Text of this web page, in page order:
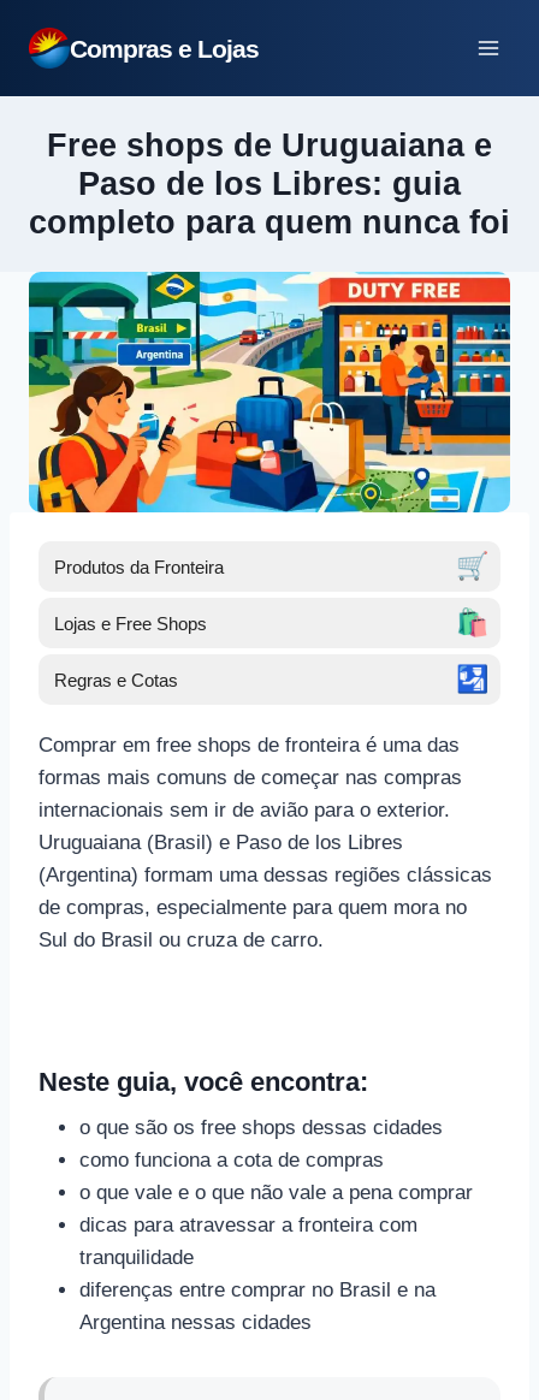
para
Compras e Lojas
Free shops de Uruguaiana e
Paso de los Libres: guia
completo para quem nunca foi
Produtos da Fronteira 🛒
Lojas e Free Shops 🛍️
Regras e Cotas 🛂
Comprar em free shops de fronteira é uma das
formas mais comuns de começar nas compras
internacionais sem ir de avião para o exterior.
Uruguaiana (Brasil) e Paso de los Libres
(Argentina) formam uma dessas regiões clássicas
de compras, especialmente para quem mora no
Sul do Brasil ou cruza de carro.
Neste guia, você encontra:
o que são os free shops dessas cidades
como funciona a cota de compras
o que vale e o que não vale a pena comprar
dicas para atravessar a fronteira com
tranquilidade
diferenças entre comprar no Brasil e na
Argentina nessas cidades